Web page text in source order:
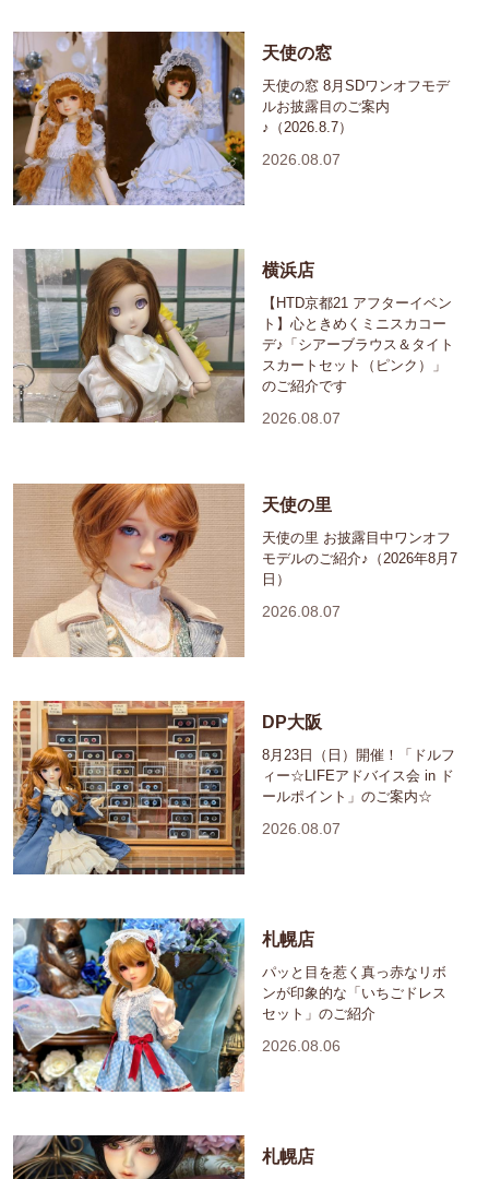
天使の窓
天使の窓 8月SDワンオフモデ
ルお披露目のご案内
♪（2026.8.7）
2026.08.07
横浜店
【HTD京都21 アフターイベン
ト】心ときめくミニスカコー
デ♪「シアーブラウス＆タイト
スカートセット（ピンク）」
のご紹介です
2026.08.07
天使の里
天使の里 お披露目中ワンオフ
モデルのご紹介♪（2026年8月7
日）
2026.08.07
DP大阪
8月23日（日）開催！「ドルフ
ィー☆LIFEアドバイス会 in ド
ールポイント」のご案内☆
2026.08.07
札幌店
パッと目を惹く真っ赤なリボ
ンが印象的な「いちごドレス
セット」のご紹介
2026.08.06
札幌店